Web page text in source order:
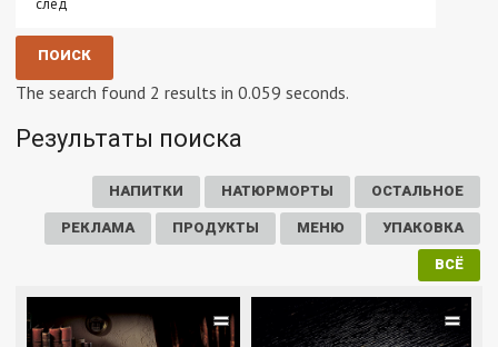
The search found 2 results in 0.059 seconds.
Результаты поиска
ОСТАЛЬНОЕ
НАТЮРМОРТЫ
НАПИТКИ
УПАКОВКА
МЕНЮ
ПРОДУКТЫ
РЕКЛАМА
ВСЁ
= =